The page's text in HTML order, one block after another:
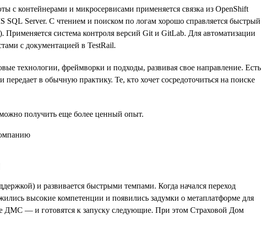
с контейнерами и микросервисами применяется связка из OpenShift
Server. С чтением и поиском по логам хорошо справляется быстрый
система контроля версий Git и GitLab. Для автоматизации
с документацией в TestRail.
технологии, фреймворки и подходы, развивая свое направление. Есть
в обычную практику. Те, кто хочет сосредоточиться на поиске
получить еще более ценный опыт.
и развивается быстрыми темпами. Когда начался переход
высокие компетенции и появились задумки о метаплатформе для
ДМС — и готовятся к запуску следующие. При этом Страховой Дом